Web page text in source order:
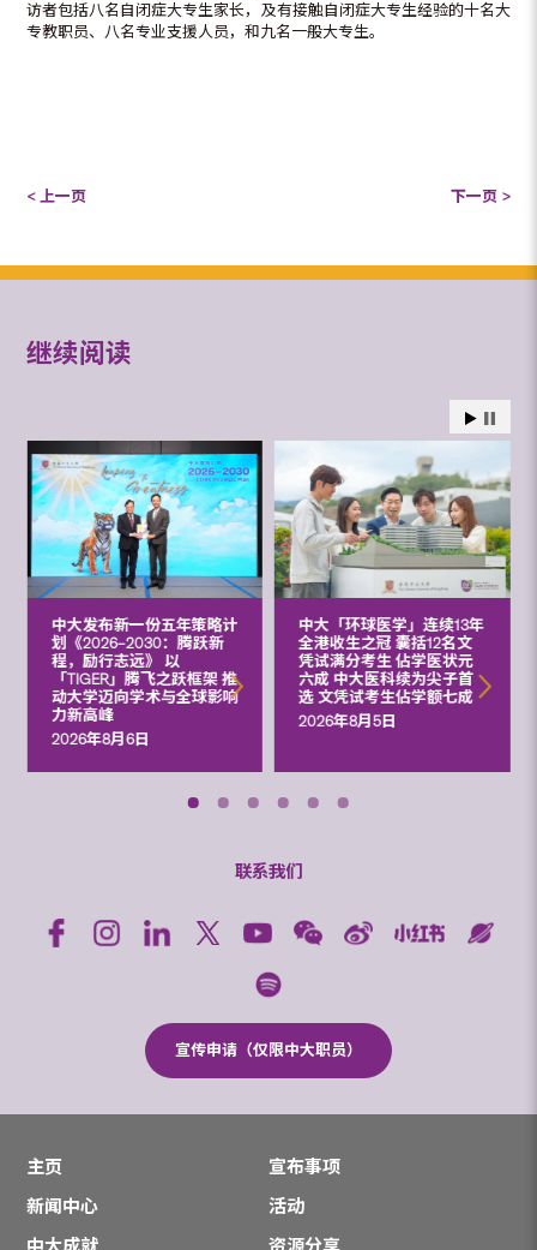
访者包括八名自闭症大专生家长，及有接触自闭症大专生经验的十名大
专教职员、八名专业支援人员，和九名一般大专生。
< 上一页 下一页 >
继续阅读
中大发布新一份五年策略计
划《2026‒2030：腾跃新
程，励行志远》 以
「TIGER」腾飞之跃框架 推
动大学迈向学术与全球影响
力新高峰
2026年8月6日
中大「环球医学」连续13年
全港收生之冠 囊括12名文
凭试满分考生 佔学医状元
六成 中大医科续为尖子首
选 文凭试考生佔学额七成
2026年8月5日
联系我们
宣传申请（仅限中大职员）
主页
宣布事项
新闻中心
活动